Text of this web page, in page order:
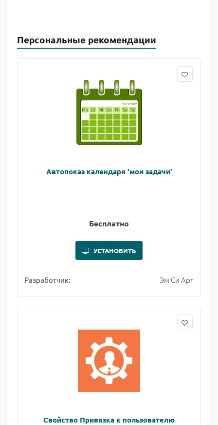
Персональные рекомендации
Автопоказ календаря 'мои задачи'
Бесплатно
УСТАНОВИТЬ
Разработчик: Эм Си Арт
Свойство Привязка к пользователю